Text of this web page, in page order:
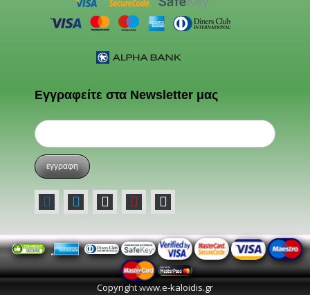
Εγγραφείτε στα Newsletter μας
Copyright www.e-kaloidis.gr